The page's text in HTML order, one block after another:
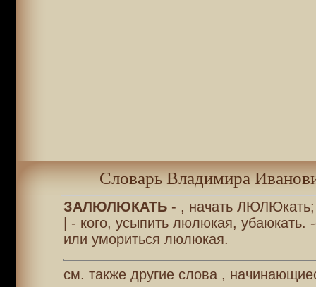
Словарь Владимира
ЗАЛЮЛЮКАТЬ- , начать ЛЮЛЮкать;
| - кого, усыпить люлюкая, убаюкать.
или умориться люлюкая.
см. также другие слова ,